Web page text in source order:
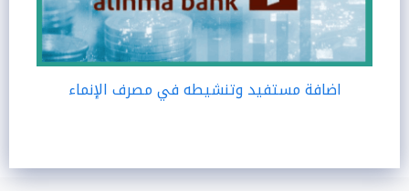
اضافة مستفيد وتنشيطه في مصرف الإنماء